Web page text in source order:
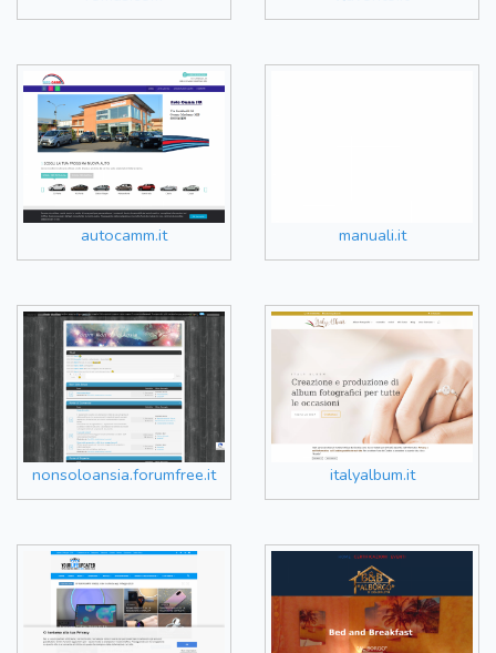
autocamm.it manuali.it
nonsoloansia.forumfree.it italyalbum.it